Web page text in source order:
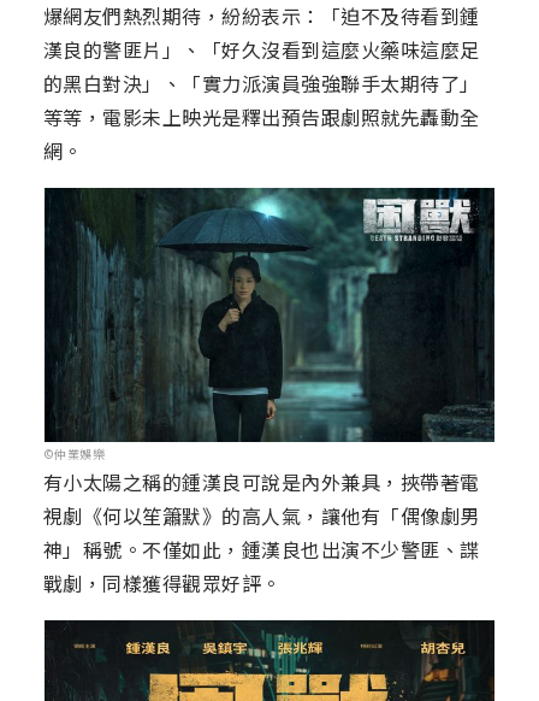
爆網友們熱烈期待，紛紛表示：「迫不及待看到鍾
漢良的警匪片」、「好久沒看到這麼火藥味這麼足
的黑白對決」、「實力派演員強強聯手太期待了」
等等，電影未上映光是釋出預告跟劇照就先轟動全
網。
©仲業娛樂
有小太陽之稱的鍾漢良可說是內外兼具，挾帶著電
視劇《何以笙簫默》的高人氣，讓他有「偶像劇男
神」稱號。不僅如此，鍾漢良也出演不少警匪、諜
戰劇，同樣獲得觀眾好評。